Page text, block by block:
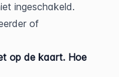
ingeschakeld.
of
op de kaart. Hoe